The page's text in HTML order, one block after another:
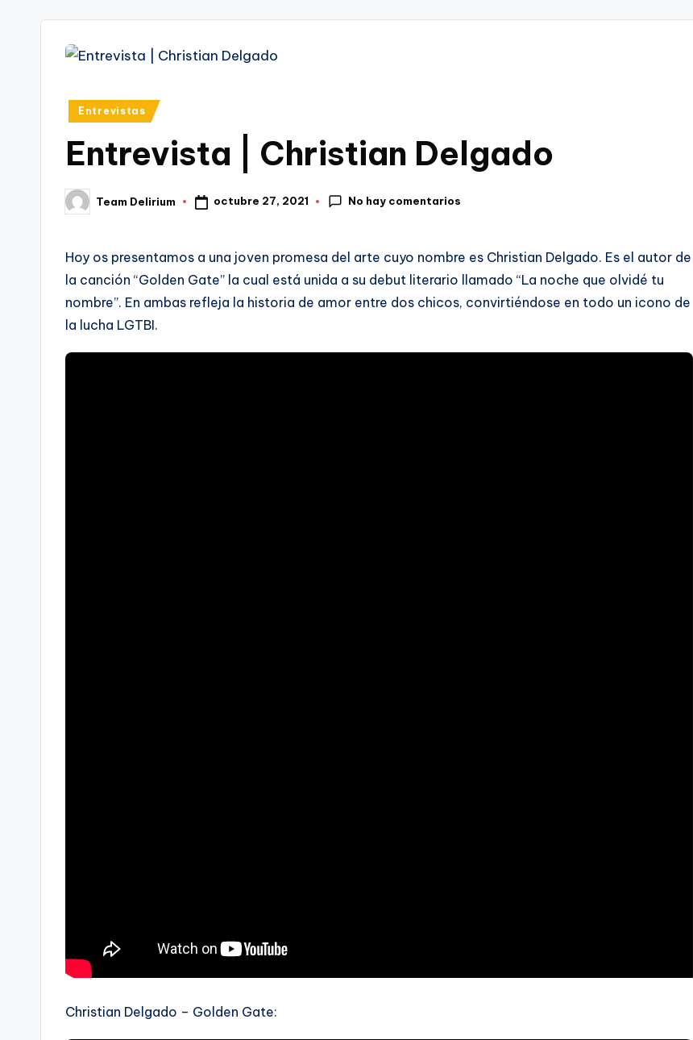
Publicado
Entrevistas
Entrevista | Christian Delgado
Publicado
por
Team Delirium octubre 27, 2021 No hay comentarios
Hoy os presentamos a una joven promesa del arte cuyo nombre es Christian Delgado. Es el autor de
la canción “Golden Gate” la cual está unida a su debut literario llamado “La noche que olvidé tu
nombre”. En ambas refleja la historia de amor entre dos chicos, convirtiéndose en todo un icono de
la lucha LGTBI.
Christian Delgado – Golden Gate: